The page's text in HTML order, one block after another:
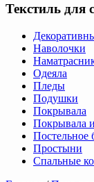
Текстиль для
Наволочки
Одеяла
Пледы
Подушки
Покрывала
Покрывала
Постельное
Простыни
Спальные